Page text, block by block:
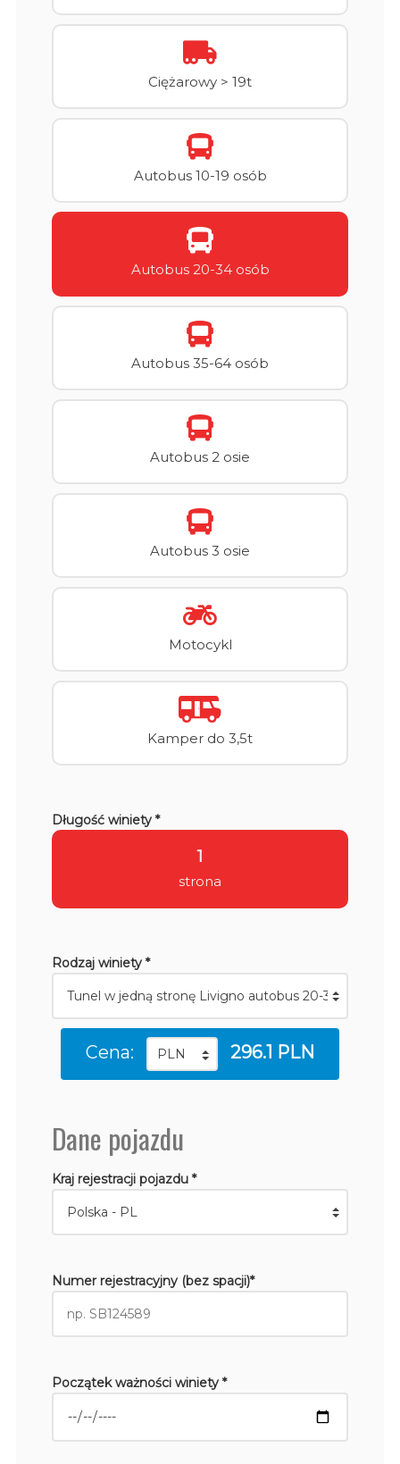
Ciężarowy > 19t
Autobus 10-19 osób
Autobus 20-34 osób
Autobus 35-64 osób
Autobus 2 osie
Autobus 3 osie
Motocykl
Kamper do 3,5t
Długość winiety *
1
strona
Rodzaj winiety *
Cena: 296.1 PLN
Dane pojazdu
Kraj rejestracji pojazdu *
Numer rejestracyjny (bez spacji)*
Początek ważności winiety *